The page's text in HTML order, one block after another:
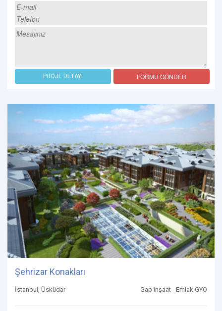
PROJE DETAYI FORMU GÖNDER
Şehrizar Konakları
İstanbul, Üsküdar Gap inşaat - Emlak GYO